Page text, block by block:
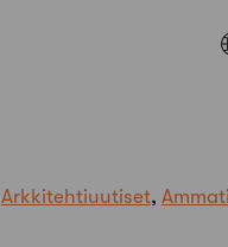
Arkkitehtiuutiset,